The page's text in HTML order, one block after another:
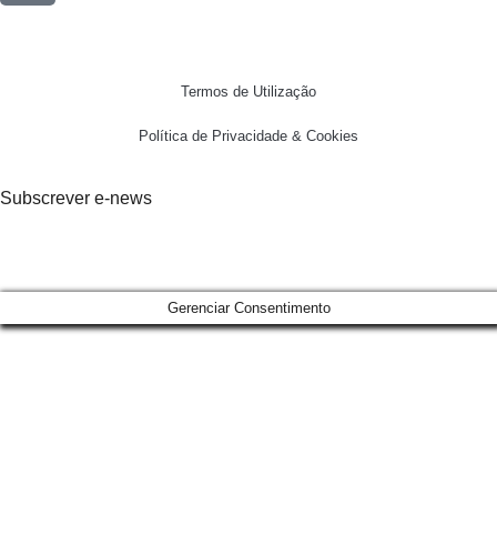
Termos de Utilização
Política de Privacidade & Cookies
Subscrever e-news
Gerenciar Consentimento